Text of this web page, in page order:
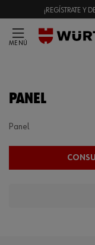
¡REGÍSTRATE Y
MENÚ
PANEL
Panel